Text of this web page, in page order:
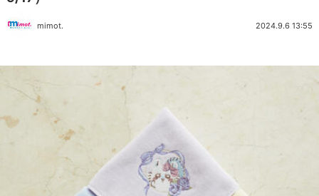
mimot. 2024.9.6 13:55